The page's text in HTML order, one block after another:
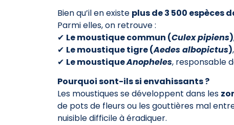
Bien qu’il en existe plus de 3 500 espèces
Parmi elles, on retrouve :
✔ Le moustique commun (Culex pipiens)
✔ Le moustique tigre (Aedes albopictus)
✔ Le moustiqueAnopheles, responsable
Pourquoi sont-ils si envahissants ?
Les moustiques se développent dans les
de pots de fleurs ou les gouttières mal
nuisible difficile à éradiquer.